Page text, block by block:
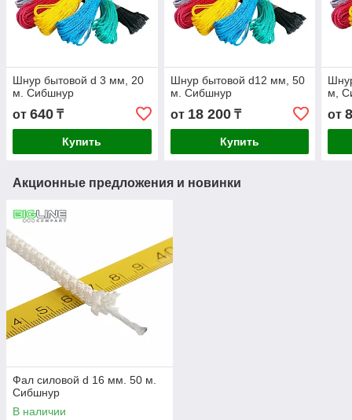
Шнур бытовой d 3 мм, 20
м. Сибшнур
от 640 ₸
Купить
Шнур бытовой d12 мм, 50
м. Сибшнур
от 18 200₸
Купить
м,
от
Акционные предложения и новинки
Фал силовой d 16 мм. 50 м.
Сибшнур
В наличии